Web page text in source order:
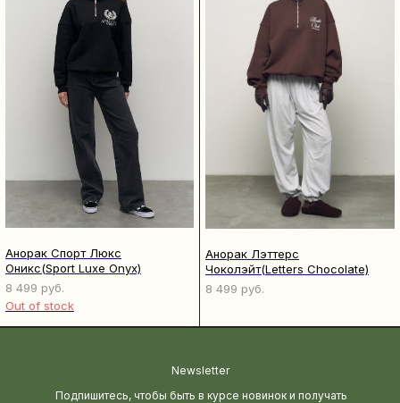
Анорак Спорт Люкс
Оникс(Sport Luxe Onyx)
8 499 руб.
Out of stock
Анорак Лэттерс
Чоколэйт(Letters Chocolate)
8 499 руб.
Newsletter
Подпишитесь, чтобы быть в курсе новинок и получать